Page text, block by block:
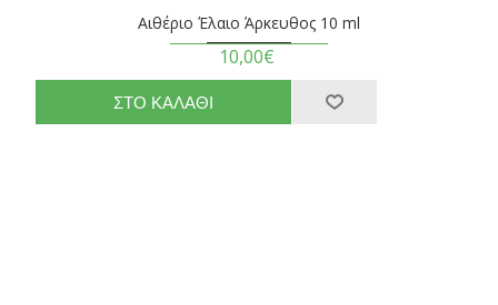
Αιθέριο Έλαιο Άρκευθος 10 ml
10,00€